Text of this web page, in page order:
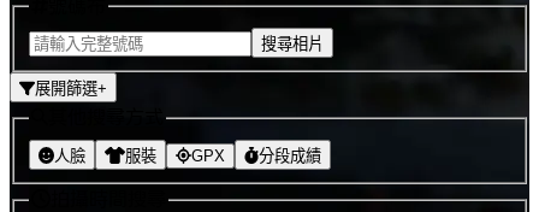
搜尋相片
展開篩選+
人臉 服裝 GPX 分段成績